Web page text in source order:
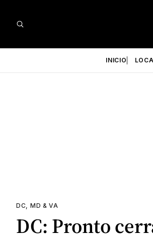
INICIO
DC, MD & VA
DC: Pronto